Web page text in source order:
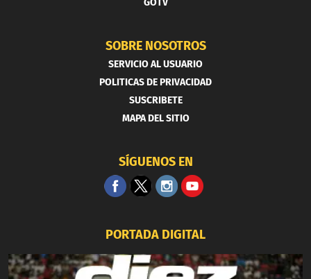
GOTV
SOBRE NOSOTROS
SERVICIO AL USUARIO
POLITICAS DE PRIVACIDAD
SUSCRIBETE
MAPA DEL SITIO
SÍGUENOS EN
PORTADA DIGITAL